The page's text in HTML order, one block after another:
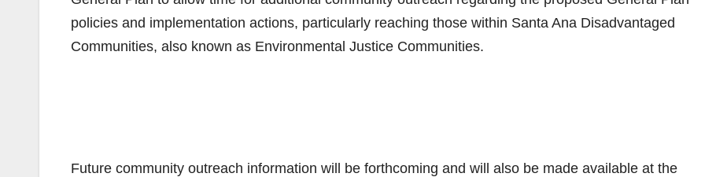
policies and implementation actions, particularly reaching those within Santa Ana Disadvantaged
Communities, also known as Environmental Justice Communities.
Future community outreach information will be forthcoming and will also be made available at the